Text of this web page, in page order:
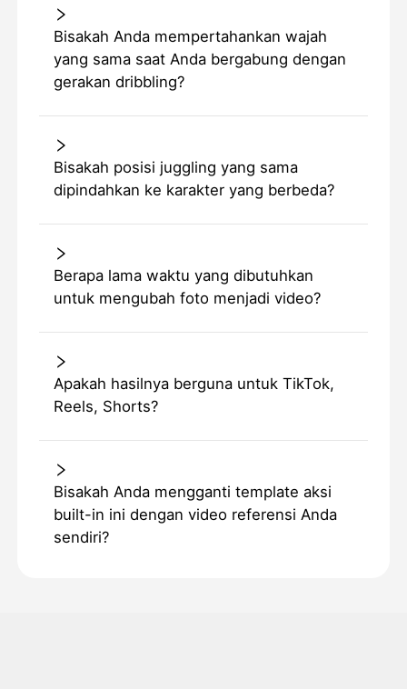
Bisakah Anda mempertahankan wajah
yang sama saat Anda bergabung dengan
gerakan dribbling?
Bisakah posisi juggling yang sama
dipindahkan ke karakter yang berbeda?
Berapa lama waktu yang dibutuhkan
untuk mengubah foto menjadi video?
Apakah hasilnya berguna untuk TikTok,
Reels, Shorts?
Bisakah Anda mengganti template aksi
built-in ini dengan video referensi Anda
sendiri?